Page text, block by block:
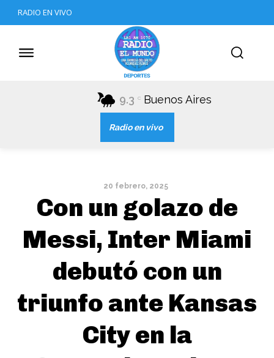
RADIO EN VIVO
9.3 C Buenos Aires
Radio en vivo
20 febrero, 2025
Con un golazo de
Messi, Inter Miami
debutó con un
triunfo ante Kansas
City en la